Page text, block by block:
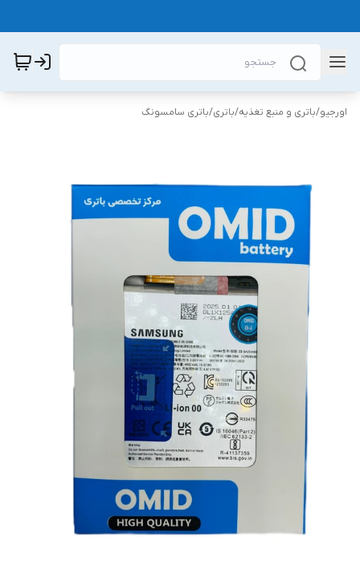
اورجیو/باتری و منبع تغذیه/باتری/باتری سامسونگ